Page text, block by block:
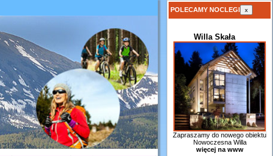
POLECAMY NOCLEGI x
Willa Skała
Zapraszamy do nowego obiektu
Nowoczesna Willa
więcej na www